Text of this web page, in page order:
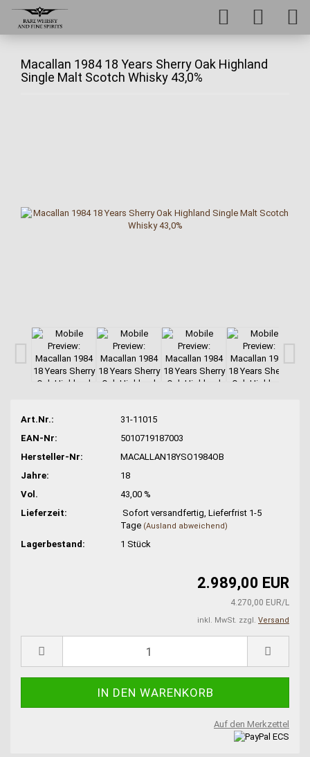
Macallan 1984 18 Years Sherry Oak Highland
Single Malt Scotch Whisky 43,0%
Art.Nr.:
31-11015
EAN-Nr:
5010719187003
Hersteller-Nr:
MACALLAN18YSO1984OB
Jahre:
18
Vol.
43,00 %
Lieferzeit:
Sofort versandfertig, Lieferfrist 1-5
Tage (Ausland abweichend)
Lagerbestand: 1Stück
2.989,00 EUR
4.270,00 EUR/L
inkl. MwSt. zzgl. Versand
Auf den Merkzettel